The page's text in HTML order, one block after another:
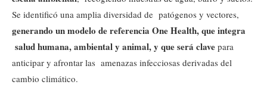
Se identificó una amplia diversidad de patógenos y vectores,
generando un modelo de referencia One Health, que integra
salud humana, ambiental y animal, y que será clave para
anticipar y afrontar las amenazas infecciosas derivadas del
cambio climático.